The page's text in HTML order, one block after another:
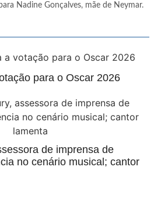
Nadine Gonçalves, mãe de Neymar.
para o Oscar 2026
de imprensa de
no cenário musical; cantor